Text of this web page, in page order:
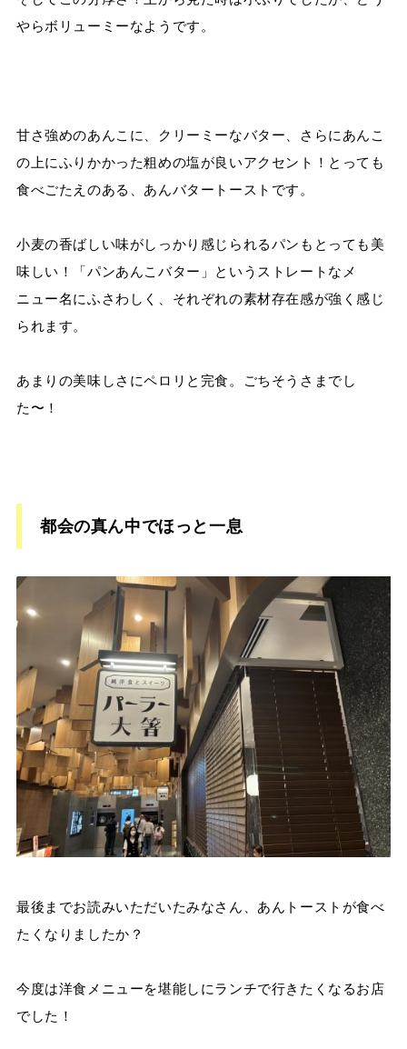
やらボリューミーなようです。
甘さ強めのあんこに、クリーミーなバター、さらにあんこ
の上にふりかかった粗めの塩が良いアクセント！とっても
食べごたえのある、あんバタートーストです。
小麦の香ばしい味がしっかり感じられるパンもとっても美
味しい！「パンあんこバター」というストレートなメ
ニュー名にふさわしく、それぞれの素材存在感が強く感じ
られます。
あまりの美味しさにペロリと完食。ごちそうさまでし
た〜！
都会の真ん中でほっと一息
最後までお読みいただいたみなさん、あんトーストが食べ
たくなりましたか？
今度は洋食メニューを堪能しにランチで行きたくなるお店
でした！